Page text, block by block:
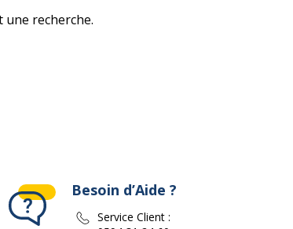
une recherche.
Besoin d’Aide ?
Service Client :